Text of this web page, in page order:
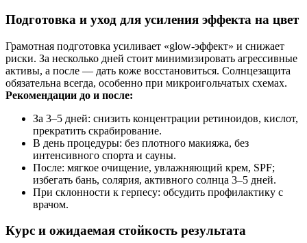
Подготовка и уход для усиления эффекта на цвет
Грамотная подготовка усиливает «glow‑эффект» и снижает
риски. За несколько дней стоит минимизировать агрессивные
активы, а после — дать коже восстановиться. Солнцезащита
обязательна всегда, особенно при микроигольчатых схемах.
Рекомендации до и после:
За 3–5 дней: снизить концентрации ретиноидов, кислот,
прекратить скрабирование.
В день процедуры: без плотного макияжа, без
интенсивного спорта и сауны.
После: мягкое очищение, увлажняющий крем, SPF;
избегать бань, солярия, активного солнца 3–5 дней.
При склонности к герпесу: обсудить профилактику с
врачом.
Курс и ожидаемая стойкость результата